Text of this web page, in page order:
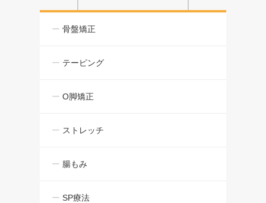
骨盤矯正
テーピング
O脚矯正
ストレッチ
腸もみ
SP療法